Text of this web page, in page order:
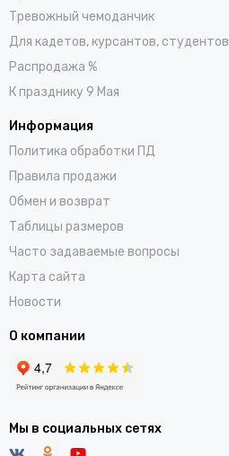
Тревожный чемоданчик
Для кадетов, курсантов, студентов
Распродажа %
К празднику 9 Мая
Информация
Политика обработки ПД
Правила продажи
Обмен и возврат
Таблицы размеров
Часто задаваемые вопросы
Карта сайта
Новости
О компании
Мы в социальных сетях